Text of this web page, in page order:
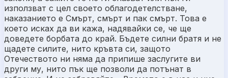
използват с цел своето облагодетелстване,
наказанието е Смърт, смърт и пак смърт. Това е
което исках да ви кажа, надявайки се, че ще
доведете борбата до край. Бъдете силни братя и не
щадете силите, нито кръвта си, защото
Отечеството ни няма да припише заслугите ви
други му, нито пък ще позволи да потънат в